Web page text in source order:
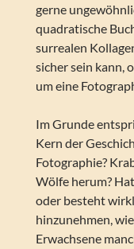
gerne
quadratische
surrealen
sicher sein kann,
um eine
Im Grunde
Kern der
Fotographie?
Wölfe herum?
oder besteht
hinzunehmen,
Erwachsene